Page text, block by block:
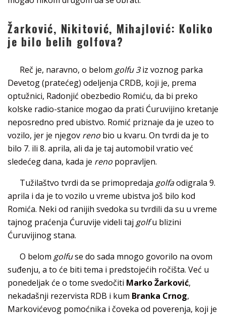
Žarković, Nikitović, Mihajlović: Koliko
je bilo belih golfova?
Reč je, naravno, o belom golfu 3iz voznog parka
Devetog (pratećeg) odeljenja CRDB, koji je, prema
optužnici, Radonjić obezbedio Romiću, da bi preko
kolske radio-stanice mogao da prati Ćuruvijino kretanje
neposredno pred ubistvo. Romić priznaje da je uzeo to
vozilo, jer je njegov reno bio u kvaru. On tvrdi da je to
bilo 7. ili 8. aprila, ali da je taj automobil vratio već
sledećeg dana, kada je reno popravljen.
Tužilaštvo tvrdi da se primopredaja golfaodigrala 9.
aprila i da je to vozilo u vreme ubistva još bilo kod
Romića. Neki od ranijih svedoka su tvrdili da su u vreme
tajnog praćenja Ćuruvije videli taj golfu blizini
Ćuruvijinog stana.
O belom golfuse do sada mnogo govorilo na ovom
suđenju, a to će biti tema i predstojećih ročišta. Već u
ponedeljak će o tome svedočiti Marko Žarković,
nekadašnji rezervista RDB i kum Branka Crnog,
Markovićevog pomoćnika i čoveka od poverenja, koji je